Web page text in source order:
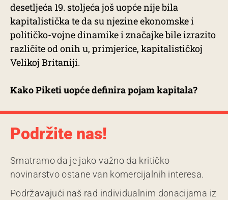
desetljeća 19. stoljeća još uopće nije bila
kapitalistička te da su njezine ekonomske i
političko-vojne dinamike i značajke bile izrazito
različite od onih u, primjerice, kapitalističkoj
Velikoj Britaniji.
Kako Piketi uopće definira pojam kapitala?
Podržite nas!
Smatramo da je jako važno da kritičko
novinarstvo ostane van komercijalnih interesa.
Podržavajući naš rad individualnim donacijama iz